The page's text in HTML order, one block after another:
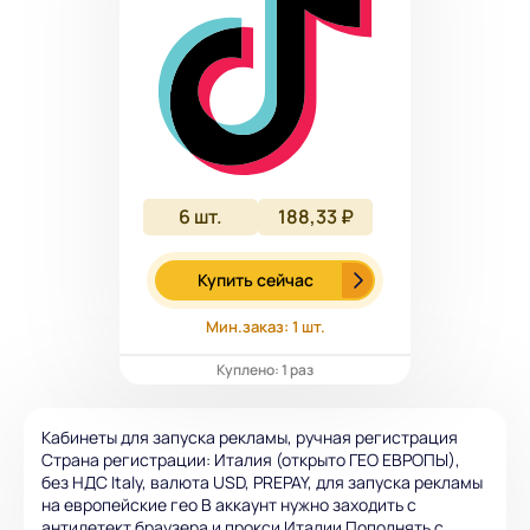
6 шт. 188,33 ₽
Купить сейчас
Мин.заказ: 1 шт.
Куплено: 1 раз
Кабинеты для запуска рекламы, ручная регистрация
Страна регистрации: Италия (открыто ГЕО ЕВРОПЫ),
без НДС Italy, валюта USD, PREPAY, для запуска рекламы
на европейские гео В аккаунт нужно заходить с